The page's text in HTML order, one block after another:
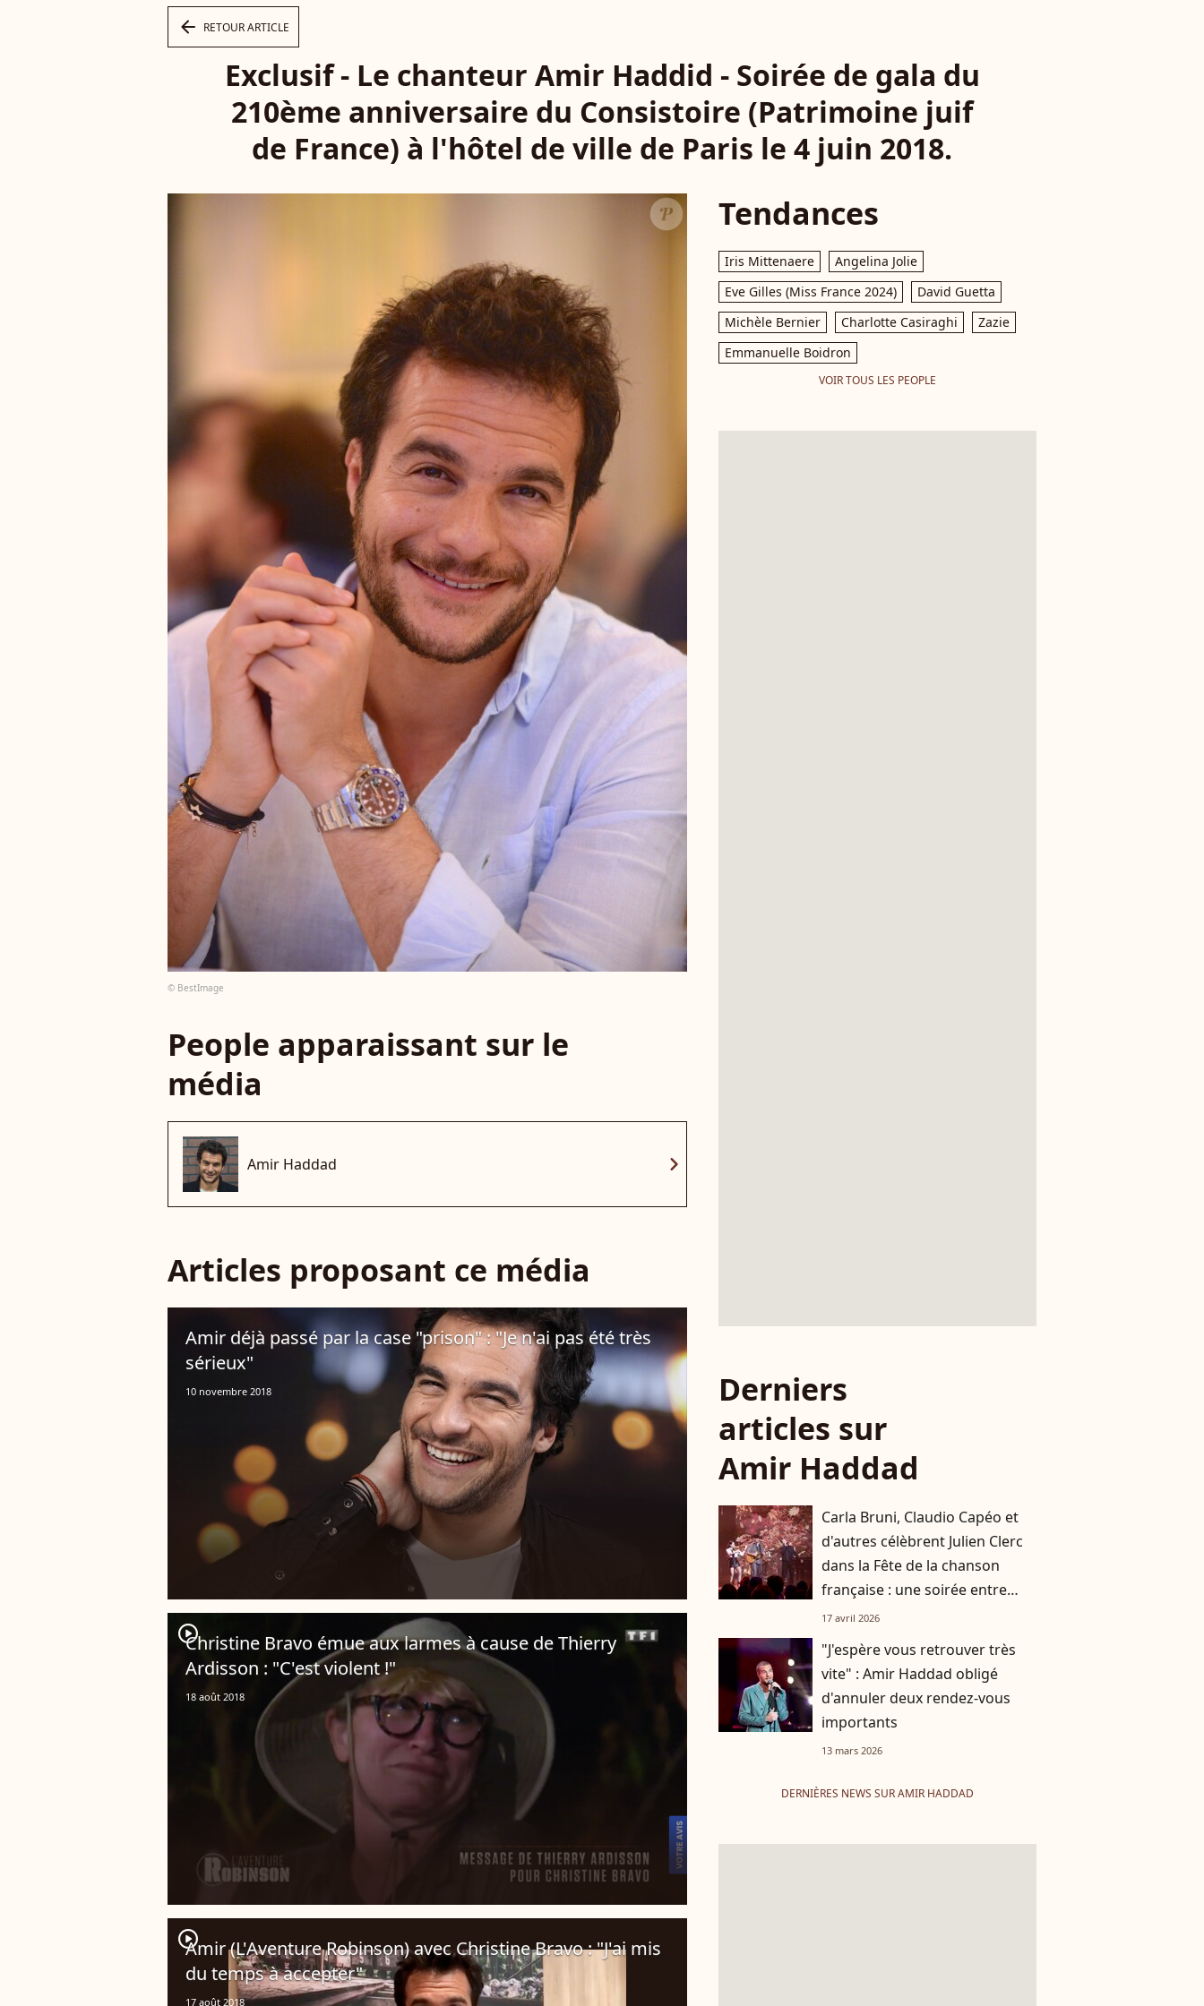
arrow_left RETOUR ARTICLE
Exclusif - Le chanteur Amir Haddid - Soirée de gala du
210ème anniversaire du Consistoire (Patrimoine juif
de France) à l'hôtel de ville de Paris le 4 juin 2018.
© BestImage
People apparaissant sur le
média
Amir Haddad chevron_right
Articles proposant ce média
Amir déjà passé par la case "prison" : "Je n'ai pas été très
sérieux"
10 novembre 2018
player2
Christine Bravo émue aux larmes à cause de Thierry
Ardisson : "C'est violent !"
18 août 2018
player2
Amir (L'Aventure Robinson) avec Christine Bravo : "J'ai mis
du temps à accepter"
17 août 2018
Tendances
Iris Mittenaere
Angelina Jolie
Eve Gilles (Miss France 2024)
David Guetta
Michèle Bernier
Charlotte Casiraghi
Zazie
Emmanuelle Boidron
VOIR TOUS LES PEOPLE
Derniers
articles sur
Amir Haddad
Carla Bruni, Claudio Capéo et
d'autres célèbrent Julien Clerc
dans la Fête de la chanson
française : une soirée entre
légendes et nouvelle
17 avril 2026
"J'espère vous retrouver très
vite" : Amir Haddad obligé
d'annuler deux rendez-vous
importants
13 mars 2026
DERNIÈRES NEWS SUR AMIR HADDAD